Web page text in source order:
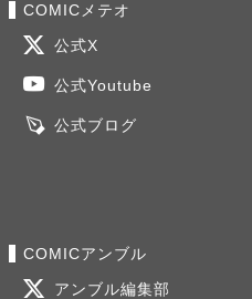
COMICメテオ
公式X
公式Youtube
公式ブログ
COMICアンブル
アンブル編集部